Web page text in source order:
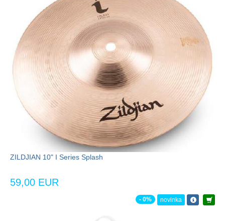
ZILDJIAN 10" I Series Splash
59,00 EUR
- 0% novinka